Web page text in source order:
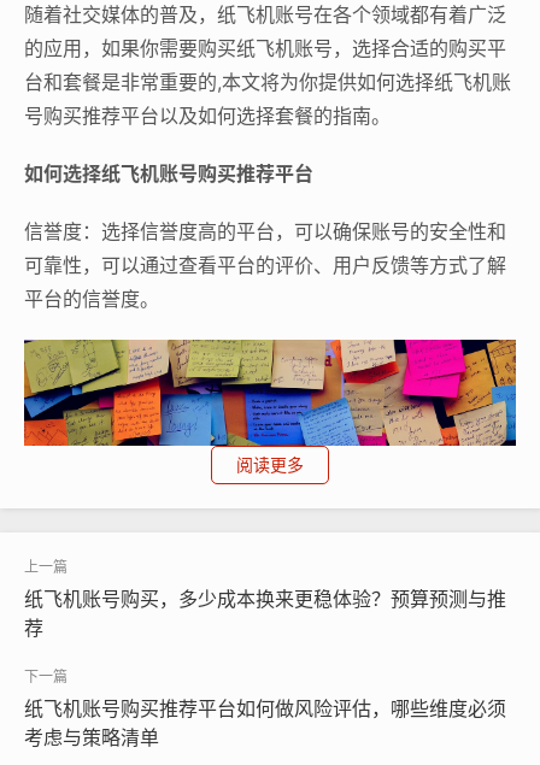
随着社交媒体的普及，纸飞机账号在各个领域都有着广泛
的应用，如果你需要购买纸飞机账号，选择合适的购买平
台和套餐是非常重要的,本文将为你提供如何选择纸飞机账
号购买推荐平台以及如何选择套餐的指南。
如何选择纸飞机账号购买推荐平台
信誉度：选择信誉度高的平台，可以确保账号的安全性和
可靠性，可以通过查看平台的评价、用户反馈等方式了解
平台的信誉度。
纸飞机账号购买, 在线购买tg账号, 电报聊天账号购买,wdd
阅读更多
纸飞机账号购买，多少成本换来更稳体验？预算预测与推
荐
纸飞机账号购买推荐平台如何做风险评估，哪些维度必须
考虑与策略清单